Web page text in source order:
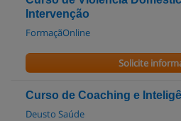
Intervenção
FormaçãOnline
Solicite
Curso de Coaching e
Deusto Saúde